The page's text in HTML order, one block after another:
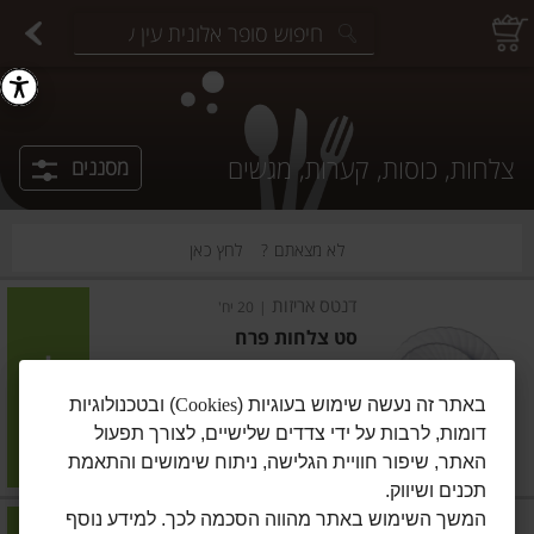
צלחות, כוסות, קערות, מגשים מסננים
לא מצאתם ? לחץ כאן
דנטס אריזות 20 יח'
סט צלחות פרח
מחיר מחירון ₪34.90
₪17.45 ל-10 יח'
הוסיפו
10 יח'
באתר זה נעשה שימוש בעוגיות (Cookies) ובטכנולוגיות
דומות, לרבות על ידי צדדים שלישיים, לצורך תפעול
האתר, שיפור חוויית הגלישה, ניתוח שימושים והתאמת
תכנים ושיווק.
המשך השימוש באתר מהווה הסכמה לכך. למידע נוסף